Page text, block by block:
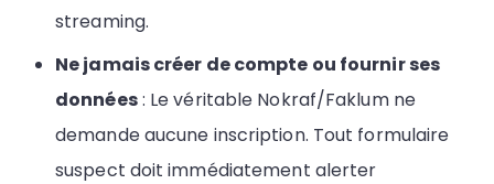
streaming.
Ne jamais créer de compte ou fournir ses
données: Le véritable Nokraf/Faklum ne
demande aucune inscription. Tout formulaire
suspect doit immédiatement alerter